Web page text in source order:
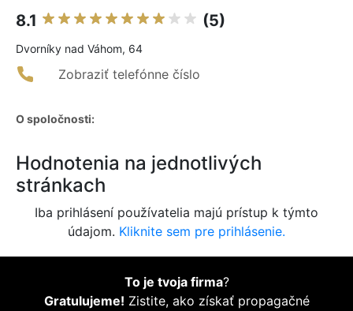
8.1 (5)
Dvorníky nad Váhom, 64
Zobraziť telefónne číslo
O spoločnosti:
Hodnotenia na jednotlivých
stránkach
Iba prihlásení používatelia majú prístup k týmto
údajom. Kliknite sem pre prihlásenie.
To je tvoja firma?
Gratulujeme! Zistite, ako získať propagačné